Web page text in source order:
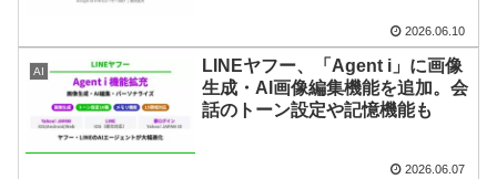
2026.06.10
AI
LINEヤフー、「Agent i」に画像
生成・AI画像編集機能を追加。会
話のトーン設定や記憶機能も
2026.06.07